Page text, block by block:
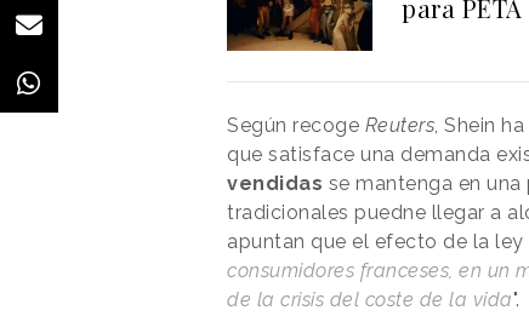
para PETA
Según recoge Reuters, Shein
que satisface una demanda
vendidas se mantenga en
tradicionales puedne llegar a
apuntan que el efecto de la ley
consumidores franceses, en un
de la crisis del coste de la vida".